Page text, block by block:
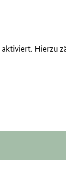
Hierzu